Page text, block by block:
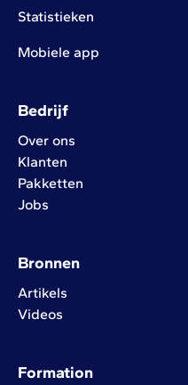
Statistieken
Mobiele app
Bedrijf
Over ons
Klanten
Pakketten
Jobs
Bronnen
Artikels
Videos
Formation